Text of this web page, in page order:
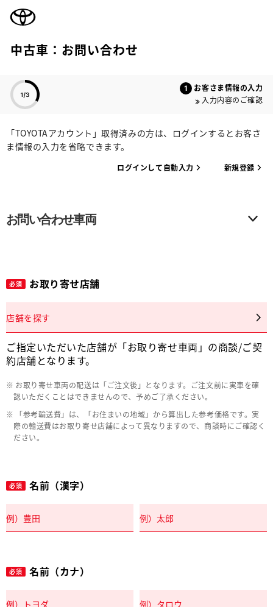
中古車：お問い合わせ
お客さま情報の入力
入力内容のご確認
「TOYOTAアカウント」取得済みの方は、ログインするとお客さ
ま情報の入力を省略できます。
ログインして自動入力 新規登録
お問い合わせ車両
必須 お取り寄せ店舗
店舗を探す
ご指定いただいた店舗が「お取り寄せ車両」の商談/ご契
約店舗となります。
お取り寄せ車両の配送は「ご注文後」となります。ご注文前に実車を確
認いただくことはできませんので、予めご了承ください。
「参考輸送費」は、「お住まいの地域」から算出した参考価格です。実
際の輸送費はお取り寄せ店舗によって異なりますので、商談時にご確認く
ださい。
必須 名前（漢字）
必須 名前（カナ）